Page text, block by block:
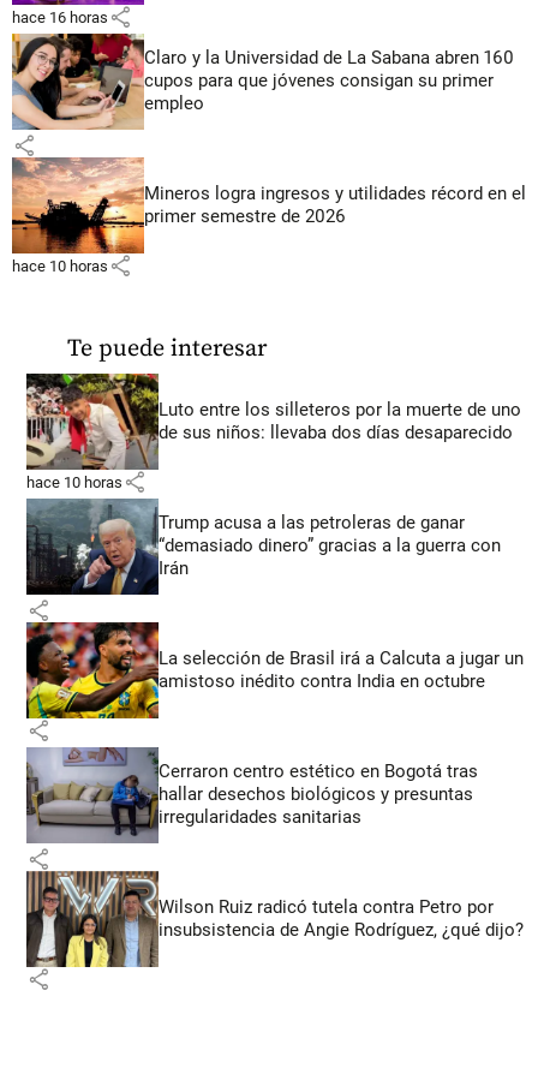
hace 16 horas share
Claro y la Universidad de La Sabana abren 160
cupos para que jóvenes consigan su primer
empleo
share
Mineros logra ingresos y utilidades récord en el
primer semestre de 2026
hace 10 horas share
Te puede interesar
Luto entre los silleteros por la muerte de uno
de sus niños: llevaba dos días desaparecido
hace 10 horas share
Trump acusa a las petroleras de ganar
“demasiado dinero” gracias a la guerra con
Irán
share
La selección de Brasil irá a Calcuta a jugar un
amistoso inédito contra India en octubre
share
Cerraron centro estético en Bogotá tras
hallar desechos biológicos y presuntas
irregularidades sanitarias
share
Wilson Ruiz radicó tutela contra Petro por
insubsistencia de Angie Rodríguez, ¿qué dijo?
share